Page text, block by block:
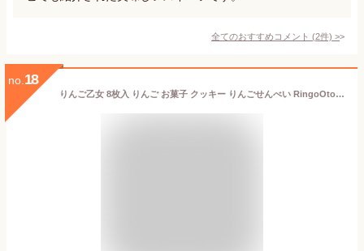
全てのおすすめコメント (2件) >
no. 18
りんご乙女 8枚入 りんご お菓子 クッキー りんごせんべい RingoOtome 長野 信州 お土産 摘果りんご 林檎